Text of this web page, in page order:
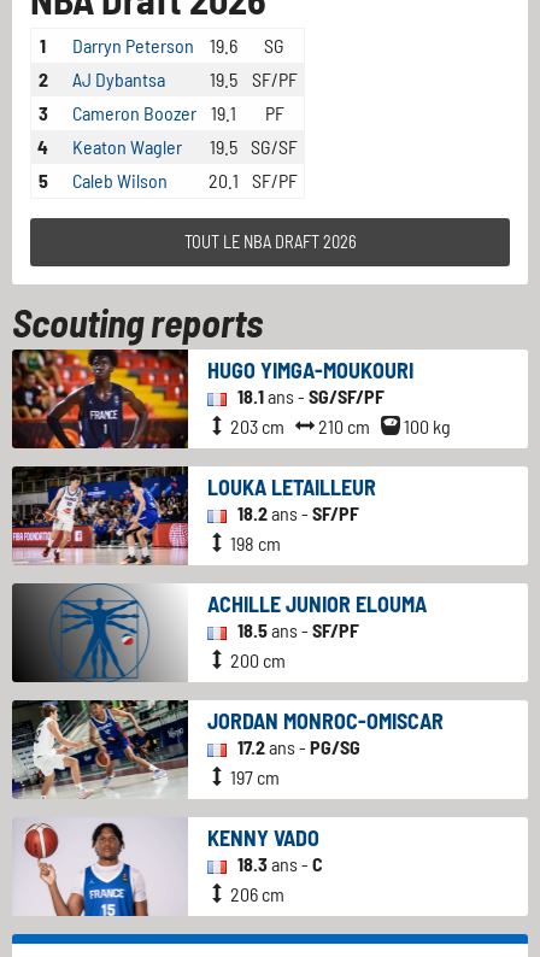
1 Darryn Peterson 19.6
SG
2
AJ Dybantsa 19.5
SF/PF
3
Cameron Boozer 19.1
PF
4
Keaton Wagler 19.5 SG/SF
5
Caleb Wilson 20.1 SF/PF
TOUT LE NBA DRAFT 2026
Scouting reports
HUGO YIMGA-MOUKOURI
18.1ans - SG/SF/PF
203 cm
210 cm 100 kg
LOUKA LETAILLEUR
18.2ans - SF/PF
198 cm
ACHILLE JUNIOR ELOUMA
18.5ans - SF/PF
200 cm
JORDAN MONROC-OMISCAR
17.2ans - PG/SG
197 cm
KENNY VADO
18.3ans - C
206 cm